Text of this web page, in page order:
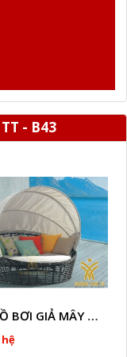
- B43
GHẾ HỒ BƠI GIẢ MÂY HTT - B36
hệ